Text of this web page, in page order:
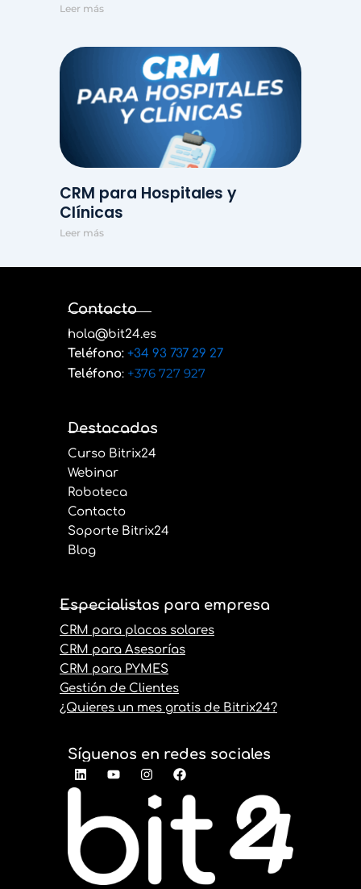
Leer más
CRM para Hospitales y
Clínicas
Leer más
Contacto
hola@bit24.es
Teléfono: +34 93 737 29 27
Teléfono: +376 727 927
Destacados
Curso Bitrix24
Webinar
Roboteca
Contacto
Soporte Bitrix24
Blog
Especialistas para empresa
CRM para placas solares
CRM para Asesorías
CRM para PYMES
Gestión de Clientes
¿Quieres un mes gratis de Bitrix24?
Síguenos en redes sociales
L
i
n
e
d
i
n
Y
o
u
b
I
n
s
t
a
F
a
c
b
o